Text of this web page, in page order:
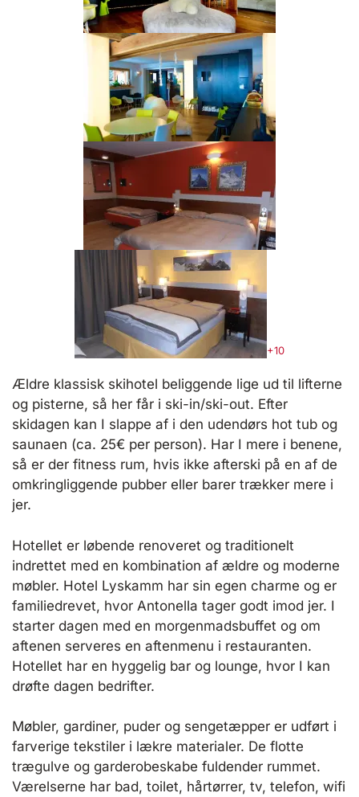
+10
Ældre klassisk skihotel beliggende lige ud til lifterne
og pisterne, så her får i ski-in/ski-out. Efter
skidagen kan I slappe af i den udendørs hot tub og
saunaen (ca. 25€ per person). Har I mere i benene,
så er der fitness rum, hvis ikke afterski på en af de
omkringliggende pubber eller barer trækker mere i
jer.
Hotellet er løbende renoveret og traditionelt
indrettet med en kombination af ældre og moderne
møbler. Hotel Lyskamm har sin egen charme og er
familiedrevet, hvor Antonella tager godt imod jer. I
starter dagen med en morgenmadsbuffet og om
aftenen serveres en aftenmenu i restauranten.
Hotellet har en hyggelig bar og lounge, hvor I kan
drøfte dagen bedrifter.
Møbler, gardiner, puder og sengetæpper er udført i
farverige tekstiler i lækre materialer. De flotte
trægulve og garderobeskabe fuldender rummet.
Værelserne har bad, toilet, hårtørrer, tv, telefon, wifi